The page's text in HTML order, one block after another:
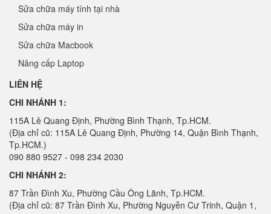
Sửa chữa máy tính tại nhà
Sửa chữa máy in
Sửa chữa Macbook
Nâng cấp Laptop
LIÊN HỆ
CHI NHÁNH 1:
115A Lê Quang Định, Phường Bình Thạnh, Tp.HCM.
(Địa chỉ cũ: 115A Lê Quang Định, Phường 14, Quận Bình Thạnh,
Tp.HCM.)
090 880 9527 - 098 234 2030
CHI NHÁNH 2:
87 Trần Đình Xu, Phường Cầu Ông Lãnh, Tp.HCM.
(Địa chỉ cũ: 87 Trần Đình Xu, Phường Nguyễn Cư Trinh, Quận 1,